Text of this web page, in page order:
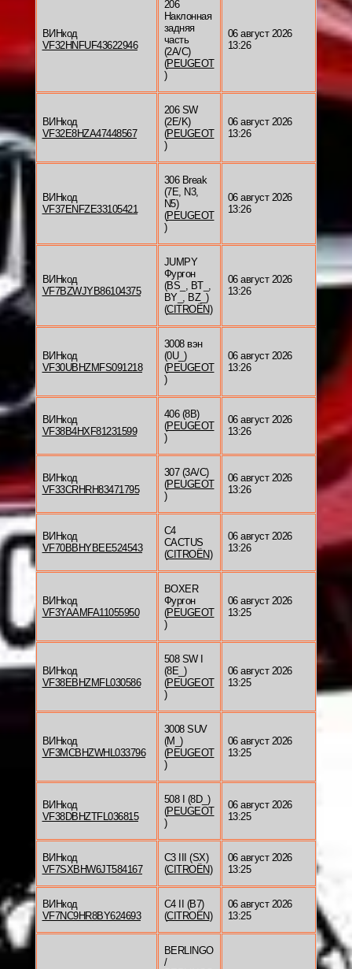
ВИНкод
VF32HNFUF43622946
206
Наклонная
задняя
часть
(2A/C)
(PEUGEOT
)
06 август 2026
13:26
ВИНкод
VF32E8HZA47448567
206 SW
(2E/K)
(PEUGEOT
)
06 август 2026
13:26
ВИНкод
VF37ENFZE33105421
306 Break
(7E, N3,
N5)
(PEUGEOT
)
06 август 2026
13:26
ВИНкод
VF7BZWJYB86104375
JUMPY
Фургон
(BS_, BT_,
BY_, BZ_)
(CITROËN)
06 август 2026
13:26
ВИНкод
VF30UBHZMFS091218
3008 вэн
(0U_)
(PEUGEOT
)
06 август 2026
13:26
ВИНкод
VF38B4HXF81231599
406 (8B)
(PEUGEOT
)
06 август 2026
13:26
ВИНкод
VF33CRHRH83471795
307 (3A/C)
(PEUGEOT
)
06 август 2026
13:26
ВИНкод
VF70BBHYBEE524543
C4
CACTUS
(CITROËN)
06 август 2026
13:26
ВИНкод
VF3YAAMFA11055950
BOXER
Фургон
(PEUGEOT
)
06 август 2026
13:25
ВИНкод
VF38EBHZMFL030586
508 SW I
(8E_)
(PEUGEOT
)
06 август 2026
13:25
ВИНкод
VF3MCBHZWHL033796
3008 SUV
(M_)
(PEUGEOT
)
06 август 2026
13:25
ВИНкод
VF38DBHZTFL036815
508 I (8D_)
(PEUGEOT
)
06 август 2026
13:25
ВИНкод
VF7SXBHW6JT584167
C3 III (SX)
(CITROËN)
06 август 2026
13:25
ВИНкод
VF7NC9HR8BY624693
C4 II (B7)
(CITROËN)
06 август 2026
13:25
BERLINGO
/